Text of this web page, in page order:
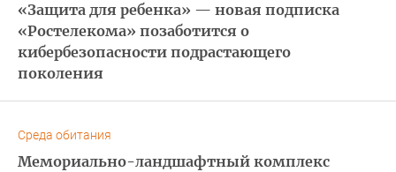
«Защита для ребенка» — новая подписка
«Ростелекома» позаботится о
кибербезопасности подрастающего
поколения
Среда обитания
Мемориально-ландшафтный комплекс